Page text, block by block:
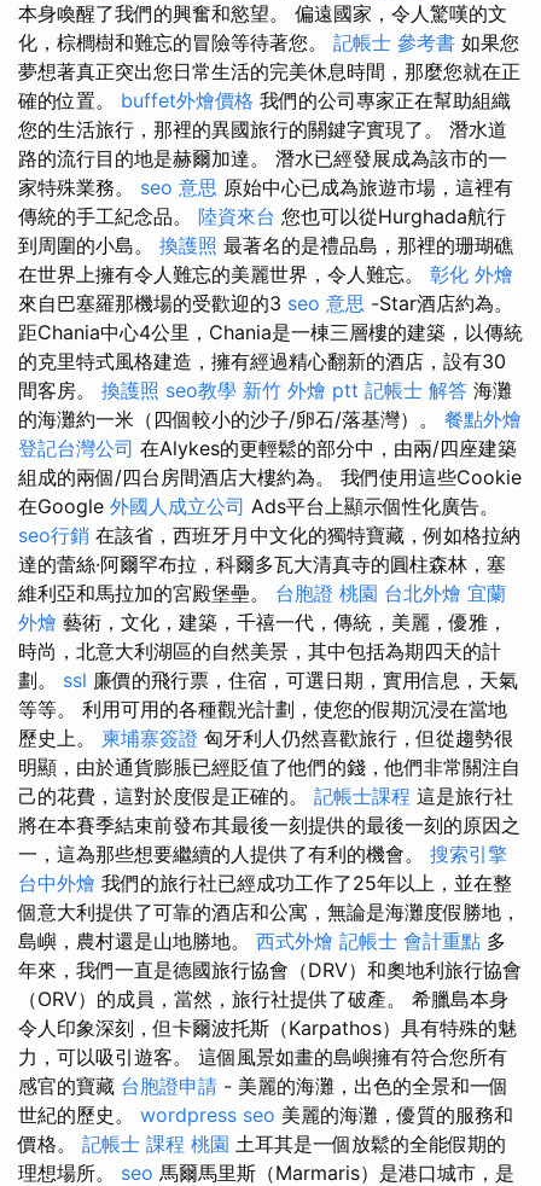
本身喚醒了我們的興奮和慾望。 偏遠國家，令人驚嘆的文
化，棕櫚樹和難忘的冒險等待著您。 記帳士 參考書 如果您
夢想著真正突出您日常生活的完美休息時間，那麼您就在正
確的位置。 buffet外燴價格 我們的公司專家正在幫助組織
您的生活旅行，那裡的異國旅行的關鍵字實現了。 潛水道
路的流行目的地是赫爾加達。 潛水已經發展成為該市的一
家特殊業務。 seo 意思 原始中心已成為旅遊市場，這裡有
傳統的手工紀念品。 陸資來台 您也可以從Hurghada航行
到周圍的小島。 換護照 最著名的是禮品島，那裡的珊瑚礁
在世界上擁有令人難忘的美麗世界，令人難忘。 彰化 外燴
來自巴塞羅那機場的受歡迎的3 seo 意思 -Star酒店約為。
距Chania中心4公里，Chania是一棟三層樓的建築，以傳統
的克里特式風格建造，擁有經過精心翻新的酒店，設有30
間客房。 換護照 seo教學 新竹 外燴 ptt 記帳士 解答 海灘
的海灘約一米（四個較小的沙子/卵石/落基灣）。 餐點外燴
登記台灣公司 在Alykes的更輕鬆的部分中，由兩/四座建築
組成的兩個/四台房間酒店大樓約為。 我們使用這些Cookie
在Google 外國人成立公司 Ads平台上顯示個性化廣告。
seo行銷 在該省，西班牙月中文化的獨特寶藏，例如格拉納
達的蕾絲·阿爾罕布拉，科爾多瓦大清真寺的圓柱森林，塞
維利亞和馬拉加的宮殿堡壘。 台胞證 桃園 台北外燴 宜蘭
外燴 藝術，文化，建築，千禧一代，傳統，美麗，優雅，
時尚，北意大利湖區的自然美景，其中包括為期四天的計
劃。 ssl 廉價的飛行票，住宿，可選日期，實用信息，天氣
等等。 利用可用的各種觀光計劃，使您的假期沉浸在當地
歷史上。 柬埔寨簽證 匈牙利人仍然喜歡旅行，但從趨勢很
明顯，由於通貨膨脹已經貶值了他們的錢，他們非常關注自
己的花費，這對於度假是正確的。 記帳士課程 這是旅行社
將在本賽季結束前發布其最後一刻提供的最後一刻的原因之
一，這為那些想要繼續的人提供了有利的機會。 搜索引擎
台中外燴 我們的旅行社已經成功工作了25年以上，並在整
個意大利提供了可靠的酒店和公寓，無論是海灘度假勝地，
島嶼，農村還是山地勝地。 西式外燴 記帳士 會計重點 多
年來，我們一直是德國旅行協會（DRV）和奧地利旅行協會
（ORV）的成員，當然，旅行社提供了破產。 希臘島本身
令人印象深刻，但卡爾波托斯（Karpathos）具有特殊的魅
力，可以吸引遊客。 這個風景如畫的島嶼擁有符合您所有
感官的寶藏 台胞證申請 - 美麗的海灘，出色的全景和一個
世紀的歷史。 wordpress seo 美麗的海灘，優質的服務和
價格。 記帳士 課程 桃園 土耳其是一個放鬆的全能假期的
理想場所。 seo 馬爾馬里斯（Marmaris）是港口城市，是